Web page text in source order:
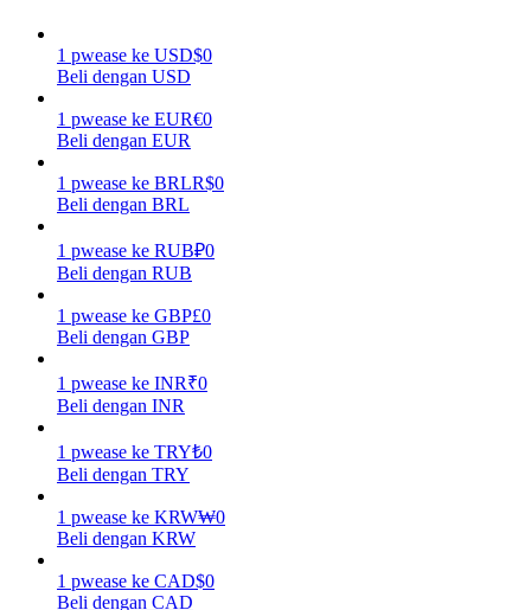
Menghasilkan
Dapatkan imbalan kompetitif setiap hari
1 pwease ke USD$0
Beli dengan USD
1 pwease ke EUR€0
Beli dengan EUR
1 pwease ke BRLR$0
Beli dengan BRL
1 pwease ke RUB₽0
Beli dengan RUB
1 pwease ke GBP£0
Beli dengan GBP
1 pwease ke INR₹0
Beli dengan INR
1 pwease ke TRY₺0
Beli dengan TRY
1 pwease ke KRW₩0
Beli dengan KRW
1 pwease ke CAD$0
Beli dengan CAD